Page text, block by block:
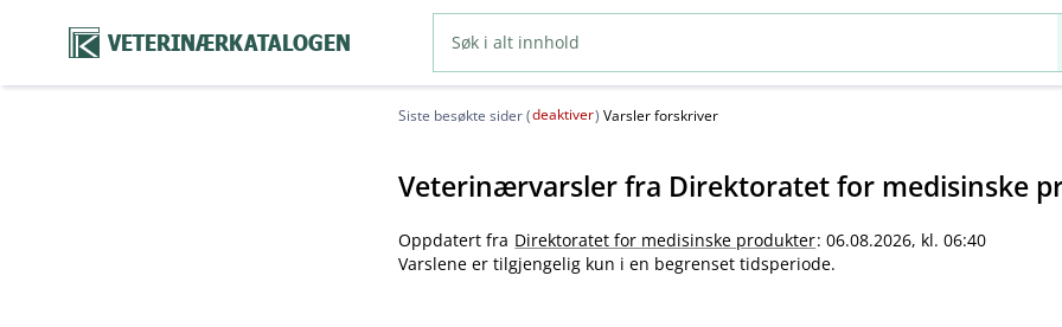
VETERINÆRKATALOGEN
Siste besøkte sider (deaktiver) Varsler forskriver
Veterinærvarsler fra Direktoratet for medisinske
Oppdatert fra Direktoratet for medisinske produkter: 06.08.2026, kl. 06:40
Varslene er tilgjengelig kun i en begrenset tidsperiode.